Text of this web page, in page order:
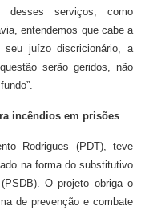
desses serviços, como
entendemos que cabe a
juízo discricionário, a
serão geridos, não
incêndios em prisões
Rodrigues (PDT), teve
na forma do substitutivo
O projeto obriga o
de prevenção e combate